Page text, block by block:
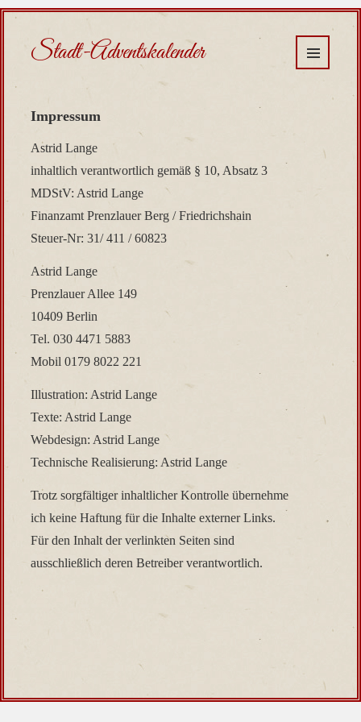
Stadt-Adventskalender
Impressum
Astrid Lange
inhaltlich verantwortlich gemäß § 10, Absatz 3
MDStV: Astrid Lange
Finanzamt Prenzlauer Berg / Friedrichshain
Steuer-Nr: 31/ 411 / 60823
Astrid Lange
Prenzlauer Allee 149
10409 Berlin
Tel. 030 4471 5883
Mobil 0179 8022 221
Illustration: Astrid Lange
Texte: Astrid Lange
Webdesign: Astrid Lange
Technische Realisierung: Astrid Lange
Trotz sorgfältiger inhaltlicher Kontrolle übernehme
ich keine Haftung für die Inhalte externer Links.
Für den Inhalt der verlinkten Seiten sind
ausschließlich deren Betreiber verantwortlich.